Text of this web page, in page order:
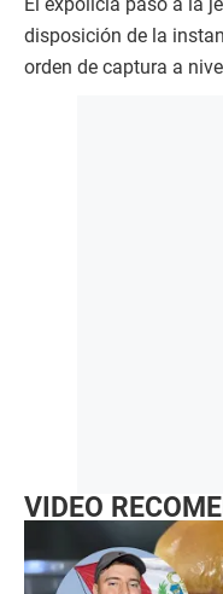
disposición de la
orden de captura a
VIDEO